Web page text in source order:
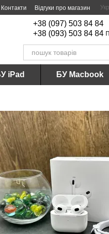
Контакти Відгуки про магазин Укр
+38 (097) 503 84 84
+38 (093) 503 84 84
iPad БУ Macbook